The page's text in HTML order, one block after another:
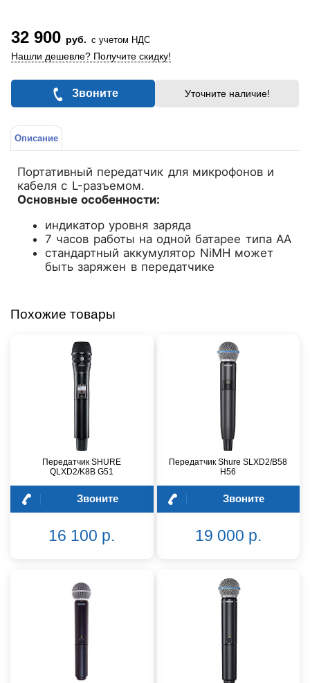
32 900 руб. с учетом НДС
Нашли дешевле? Получите скидку!
Звоните Уточните наличие!
Описание
Портативный передатчик для микрофонов и
кабеля с L-разъемом.
Основные особенности:
индикатор уровня заряда
7 часов работы на одной батарее типа AA
стандартный аккумулятор NiMH может
быть заряжен в передатчике
Похожие товары
Передатчик SHURE
QLXD2/K8B G51
Звоните
16 100 р.
Передатчик Shure SLXD2/B58
H56
Звоните
19 000 р.